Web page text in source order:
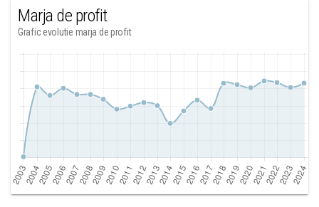
Marja de profit
Grafic evolutie marja de profit